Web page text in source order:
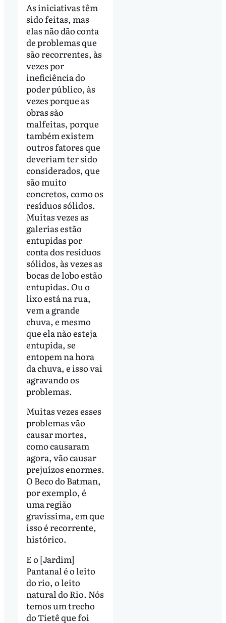
As iniciativas têm
sido feitas, mas
elas não dão conta
de problemas que
são recorrentes, às
vezes por
ineficiência do
poder público, às
vezes porque as
obras são
malfeitas, porque
também existem
outros fatores que
deveriam ter sido
considerados, que
são muito
concretos, como os
resíduos sólidos.
Muitas vezes as
galerias estão
entupidas por
conta dos resíduos
sólidos, às vezes as
bocas de lobo estão
entupidas. Ou o
lixo está na rua,
vem a grande
chuva, e mesmo
que ela não esteja
entupida, se
entopem na hora
da chuva, e isso vai
agravando os
problemas.
Muitas vezes esses
problemas vão
causar mortes,
como causaram
agora, vão causar
prejuízos enormes.
O Beco do Batman,
por exemplo, é
uma região
gravíssima, em que
isso é recorrente,
histórico.
E o [Jardim]
Pantanal é o leito
do rio, o leito
natural do Rio. Nós
temos um trecho
do Tietê que foi